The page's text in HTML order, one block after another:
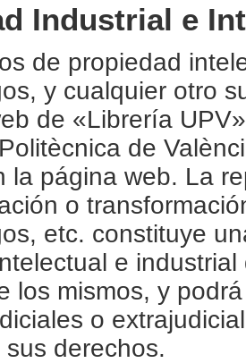
Industrial e
de propiedad
y cualquier otro
de «Librería
de
la página web. La
o
etc. constituye
e
los mismos, y
o
derechos.